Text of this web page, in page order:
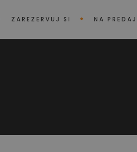
ZAREZERVUJ SI NA PREDAJ